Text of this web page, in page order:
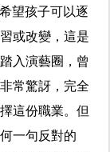
望孩子可以逐
或改變，這是
入演藝圈，曾
常驚訝，完全
這份職業。但
一句反對的